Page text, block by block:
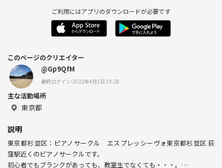
ご利用にはアプリのダウンロードが必要です
このページのクリエイター
@Gp9QfM
最終ログイン:2022年4月1日 19:28
主な活動場所
東京都
説明
東京都杉並区：ピアノサークル エスプレッシーヴォ東京都杉並区 荻
窪駅近くのピアノサークルです。
初心者でもブランクがあっても、教室生でなくても・・・。